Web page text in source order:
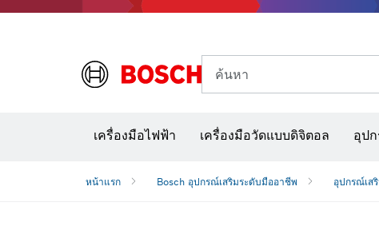
ค้นหา
เครื่องมือไฟฟ้า เครื่องมือวัดแบบดิจิตอล อุป
หน้าแรก Bosch อุปกรณ์เสริมระดับมืออาชีพ อุปกรณ์เส